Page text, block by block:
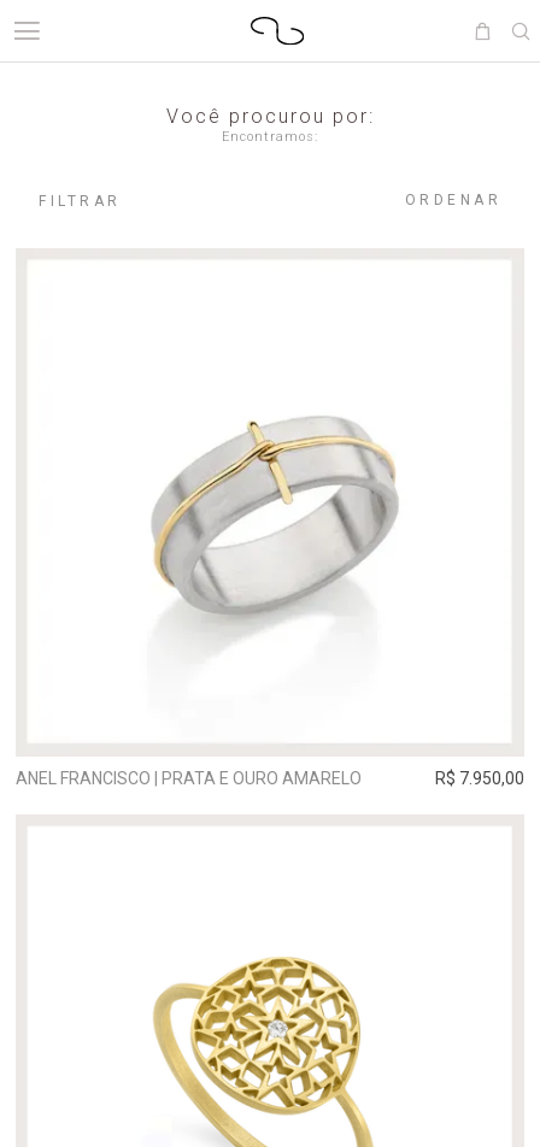
Você procurou por:
Encontramos:
FILTRAR ORDENAR
ANEL FRANCISCO | PRATA E OURO AMARELO R$ 7.950,00